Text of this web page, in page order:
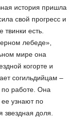
история пришла
свой прогресс и
есть.
лебеде»,
мире она
когорте и
согильдийцам –
по работе. Она
ее узнают по
доля.